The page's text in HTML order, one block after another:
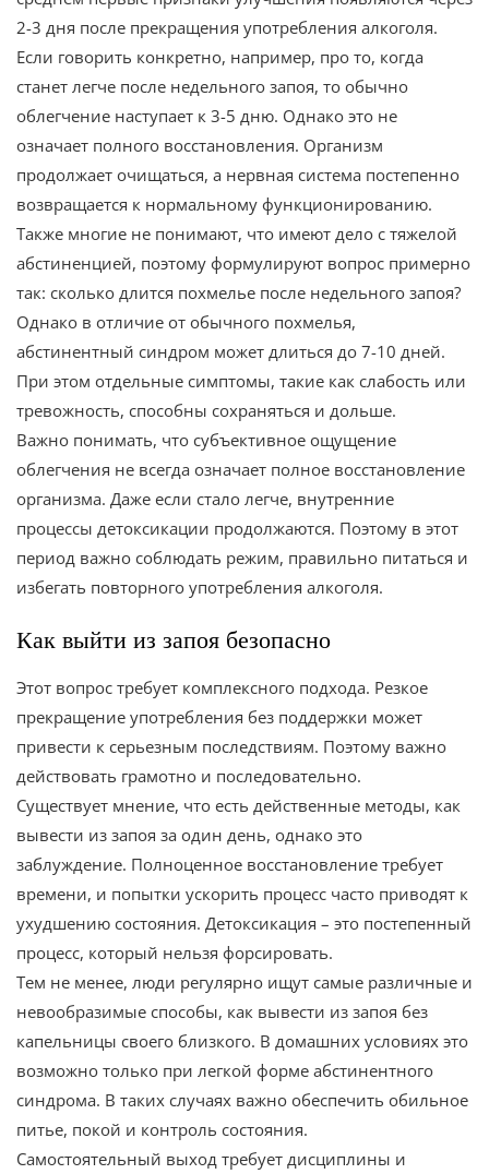
2-3 дня после прекращения употребления алкоголя.
Если говорить конкретно, например, про то, когда
станет легче после недельного запоя, то обычно
облегчение наступает к 3-5 дню. Однако это не
означает полного восстановления. Организм
продолжает очищаться, а нервная система постепенно
возвращается к нормальному функционированию.
Также многие не понимают, что имеют дело с тяжелой
абстиненцией, поэтому формулируют вопрос примерно
так: сколько длится похмелье после недельного запоя?
Однако в отличие от обычного похмелья,
абстинентный синдром может длиться до 7-10 дней.
При этом отдельные симптомы, такие как слабость или
тревожность, способны сохраняться и дольше.
Важно понимать, что субъективное ощущение
облегчения не всегда означает полное восстановление
организма. Даже если стало легче, внутренние
процессы детоксикации продолжаются. Поэтому в этот
период важно соблюдать режим, правильно питаться и
избегать повторного употребления алкоголя.
Как выйти из запоя безопасно
Этот вопрос требует комплексного подхода. Резкое
прекращение употребления без поддержки может
привести к серьезным последствиям. Поэтому важно
действовать грамотно и последовательно.
Существует мнение, что есть действенные методы, как
вывести из запоя за один день, однако это
заблуждение. Полноценное восстановление требует
времени, и попытки ускорить процесс часто приводят к
ухудшению состояния. Детоксикация – это постепенный
процесс, который нельзя форсировать.
Тем не менее, люди регулярно ищут самые различные и
невообразимые способы, как вывести из запоя без
капельницы своего близкого. В домашних условиях это
возможно только при легкой форме абстинентного
синдрома. В таких случаях важно обеспечить обильное
питье, покой и контроль состояния.
Самостоятельный выход требует дисциплины и